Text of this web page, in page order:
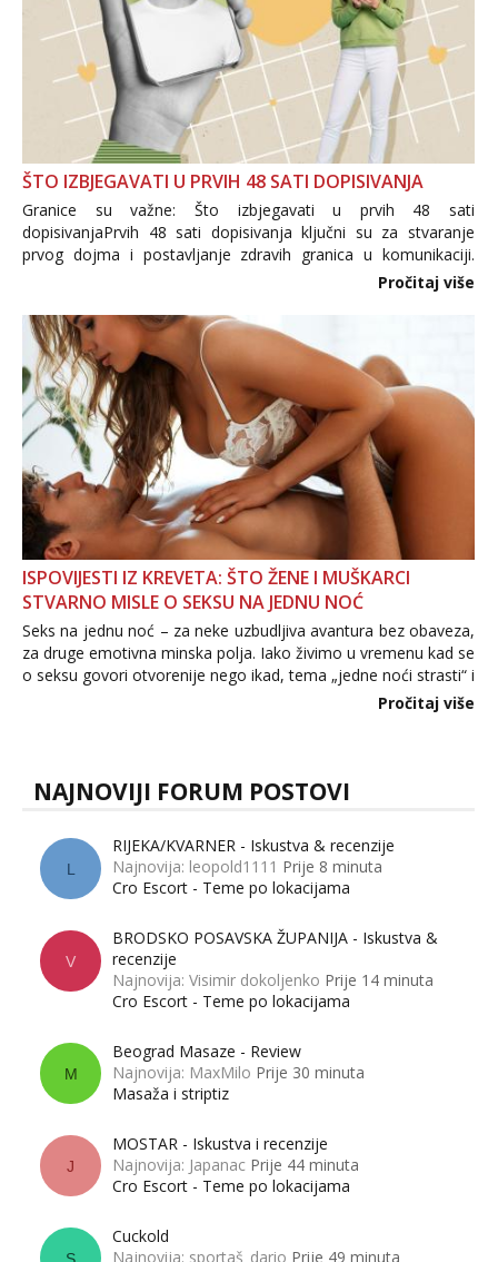
ŠTO IZBJEGAVATI U PRVIH 48 SATI DOPISIVANJA
Granice su važne: Što izbjegavati u prvih 48 sati
dopisivanjaPrvih 48 sati dopisivanja ključni su za stvaranje
prvog dojma i postavljanje zdravih granica u komunikaciji.
Važno je izbjeći prebrzo otkrivanje osobnih ili intimnih
informacija, jer nepoznata osoba još nije zaslužila to
povjerenje. Takođe...
Pročitaj više
ISPOVIJESTI IZ KREVETA: ŠTO ŽENE I MUŠKARCI
STVARNO MISLE O SEKSU NA JEDNU NOĆ
Seks na jednu noć – za neke uzbudljiva avantura bez obaveza,
za druge emotivna minska polja. Iako živimo u vremenu kad se
o seksu govori otvorenije nego ikad, tema „jedne noći strasti“ i
dalje izaziva burne rasprave. Što zapravo misle žene, a što
Pročitaj više
NAJNOVIJI FORUM POSTOVI
L
RIJEKA/KVARNER - Iskustva & recenzije
Najnovija: leopold1111 Prije 8 minuta
Cro Escort - Teme po lokacijama
V
BRODSKO POSAVSKA ŽUPANIJA - Iskustva &
recenzije
Najnovija: Visimir dokoljenko Prije 14 minuta
Cro Escort - Teme po lokacijama
M
Beograd Masaze - Review
Najnovija: MaxMilo Prije 30 minuta
Masaža i striptiz
J
MOSTAR - Iskustva i recenzije
Najnovija: Japanac Prije 44 minuta
Cro Escort - Teme po lokacijama
Cuckold
Najnovija: sportaš_dario Prije 49 minuta